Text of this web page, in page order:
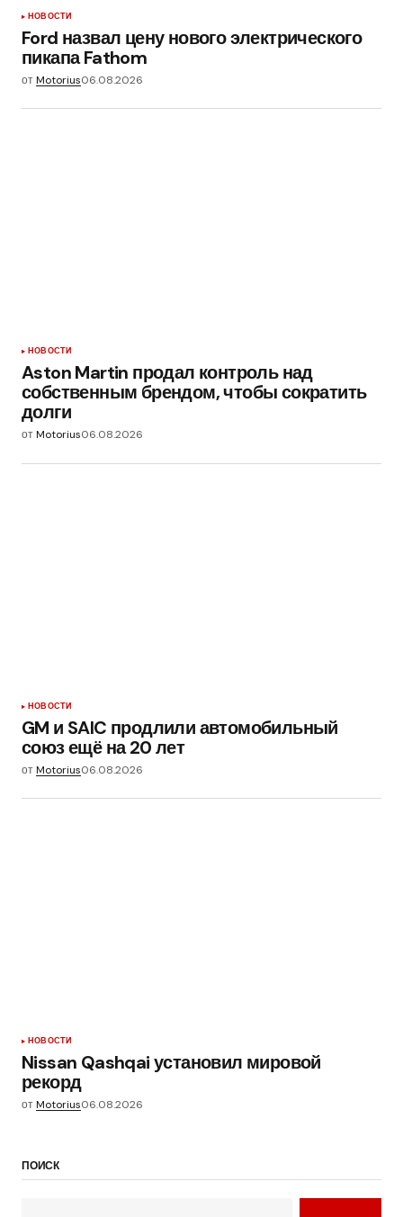
НОВОСТИ
Ford назвал цену нового электрического
пикапа Fathom
отMotorius06.08.2026
НОВОСТИ
Aston Martin продал контроль над
собственным брендом, чтобы сократить
долги
отMotorius06.08.2026
НОВОСТИ
GM и SAIC продлили автомобильный
союз ещё на 20 лет
отMotorius06.08.2026
НОВОСТИ
Nissan Qashqai установил мировой
рекорд
отMotorius06.08.2026
ПОИСК